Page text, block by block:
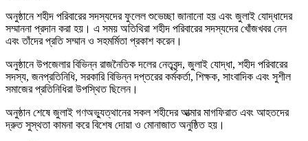
অনুষ্ঠানে শহীদ পরিবারের সদস্যদের ফুলেল শুভেচ্ছা জানানো হয় এবং জুলাই যোদ্ধাদের
সম্মাননা প্রদান করা হয়। এ সময় অতিথিরা শহীদ পরিবারের সদস্যদের খোঁজখবর নেন
এবং তাঁদের প্রতি সম্মান ও সহমর্মিতা প্রকাশ করেন।
অনুষ্ঠানে উপজেলার বিভিন্ন রাজনৈতিক দলের নেতৃবৃন্দ, জুলাই যোদ্ধা, শহীদ পরিবারের
সদস্য, জনপ্রতিনিধি, সরকারি বিভিন্ন দপ্তরের কর্মকর্তা, শিক্ষক, সাংবাদিক এবং সুশীল
সমাজের প্রতিনিধিরা উপস্থিত ছিলেন।
অনুষ্ঠান শেষে জুলাই গণঅভ্যুত্থানের সকল শহীদের আত্মার মাগফিরাত এবং আহতদের
দ্রুত সুস্থতা কামনা করে বিশেষ দোয়া ও মোনাজাত অনুষ্ঠিত হয়।